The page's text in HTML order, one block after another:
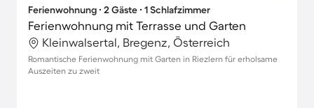
Ferienwohnung ∙ 2 Gäste ∙ 1 Schlafzimmer
Ferienwohnung mit Terrasse und Garten
Kleinwalsertal, Bregenz, Österreich
Romantische Ferienwohnung mit Garten in Riezlern für erholsame
Auszeiten zu zweit